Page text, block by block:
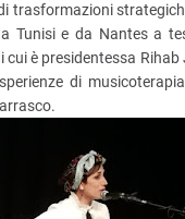
trasformazioni
Tunisi e da Nantes a
è presidentessa
di